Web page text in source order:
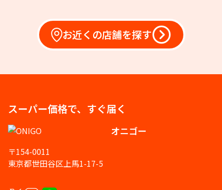
お近くの店舗を探す
スーパー価格で、すぐ届く
オニゴー
〒154-0011
東京都世田谷区上馬1-17-5